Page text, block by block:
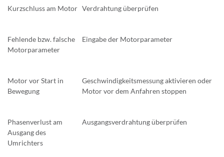
Kurzschluss am Motor Verdrahtung überprüfen
Fehlende bzw. falsche
Motorparameter
Eingabe der Motorparameter
Motor vor Start in
Bewegung
Geschwindigkeitsmessung aktivieren oder
Motor vor dem Anfahren stoppen
Phasenverlust am
Ausgang des
Umrichters
Ausgangsverdrahtung überprüfen